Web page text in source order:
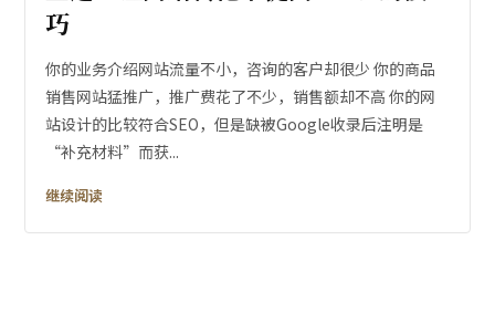
巧
你的业务介绍网站流量不小，咨询的客户却很少 你的商品
销售网站猛推广，推广费花了不少，销售额却不高 你的网
站设计的比较符合SEO，但是缺被Google收录后注明是
“补充材料”而获...
继续阅读